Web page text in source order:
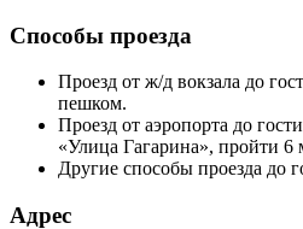
Способы проезда
Проезд от ж/д вокзала до
пешком.
Проезд от аэропорта до
«Улица Гагарина», пройти
Другие способы проезда до
Адрес